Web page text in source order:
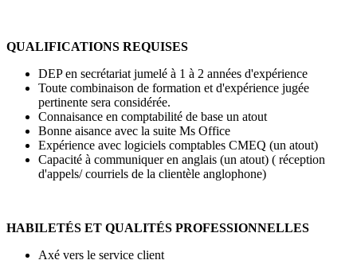
QUALIFICATIONS REQUISES
DEP en secrétariat jumelé à 1 à 2 années d'expérience
Toute combinaison de formation et d'expérience jugée
pertinente sera considérée.
Connaisance en comptabilité de base un atout
Bonne aisance avec la suite Ms Office
Expérience avec logiciels comptables CMEQ (un atout)
Capacité à communiquer en anglais (un atout) ( réception
d'appels/ courriels de la clientèle anglophone)
HABILETÉS ET QUALITÉS PROFESSIONNELLES
Axé vers le service client